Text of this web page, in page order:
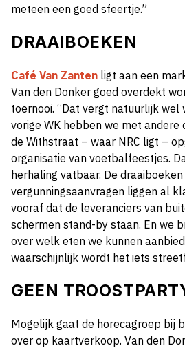
meteen een goed sfeertje.”
DRAAIBOEKEN
Café Van Zanten ligt aan een
Van den Donker goed overdekt
toernooi. “Dat vergt natuurlijk wel
vorige WK hebben we met andere
de Withstraat – waar NRC ligt –
organisatie van voetbalfeestjes.
herhaling vatbaar. De draaiboeken
vergunningsaanvragen liggen al
vooraf dat de leveranciers van
schermen stand-by staan. En we
over welk eten we kunnen
waarschijnlijk wordt het iets
GEEN
Mogelijk gaat de horecagroep bij
over op kaartverkoop. Van den